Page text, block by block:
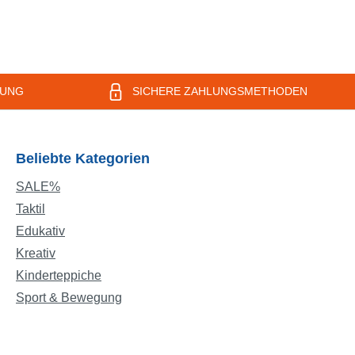
die
x 100
fördern. Die bunten Farben und
Strukturen regen die Fantasie
an. Material: PVC, PE, Wasser
SICHERE ZAHLUNGSMETHODEN
Beliebte Kategorien
SALE%
Taktil
Edukativ
Kreativ
Kinderteppiche
Sport & Bewegung